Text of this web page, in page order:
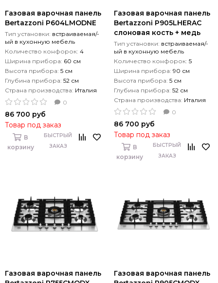
Газовая варочная панель
Bertazzoni P604LMODNE
Тип установки: встраиваемая/-
ый в кухонную мебель
Количество конфорок: 4
Ширина прибора: 60 см
Высота прибора: 5 см
Глубина прибора: 52 см
Страна производства: Италия
0
86 700 руб
Товар под заказ
В
корзину
БЫСТРЫЙ
ЗАКАЗ
Газовая варочная панель
Bertazzoni P905LHERAC
слоновая кость + медь
Тип установки: встраиваемая/-
ый в кухонную мебель
Количество конфорок: 5
Ширина прибора: 90 см
Высота прибора: 5 см
Глубина прибора: 52 см
Страна производства: Италия
0
86 700 руб
Товар под заказ
В
корзину
БЫСТРЫЙ
ЗАКАЗ
Газовая варочная панель
Газовая варочная панель